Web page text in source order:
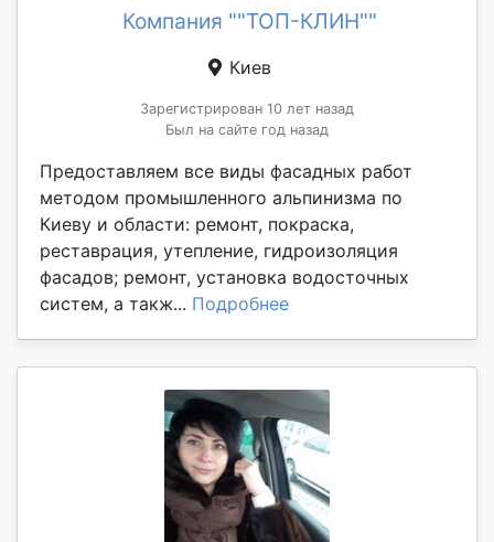
Компания ""ТОП-КЛИН""
Киев
Зарегистрирован 10 лет назад
Был на сайте год назад
Предоставляем все виды фасадных работ
методом промышленного альпинизма по
Киеву и области: ремонт, покраска,
реставрация, утепление, гидроизоляция
фасадов; ремонт, установка водосточных
систем, а такж... Подробнее